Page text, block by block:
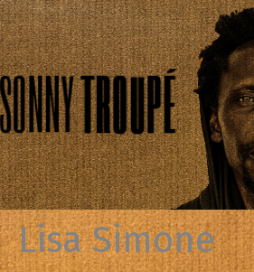
Aller
au
contenu
Lisa Simone